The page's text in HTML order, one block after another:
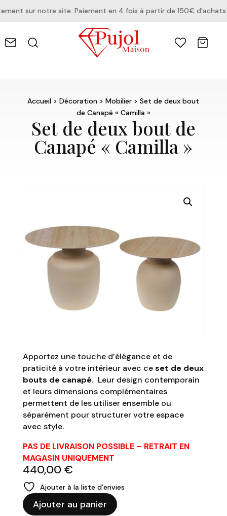
sur notre site. Paiement en 4 fois à partir de 150€ d'achats.
Accueil >Décoration >Mobilier > Set de deux bout
de Canapé « Camilla »
Set de deux bout de
Canapé « Camilla »
Apportez une touche d’élégance et de
praticité à votre intérieur avec ceset de deux
bouts de canapé. Leur design contemporain
et leurs dimensions complémentaires
permettent de les utiliser ensemble ou
séparément pour structurer votre espace
avec style.
PAS DE LIVRAISON POSSIBLE – RETRAIT EN
MAGASIN UNIQUEMENT
440,00 €
Ajouter à la liste d’envies
quantité
de
Ajouter au panier